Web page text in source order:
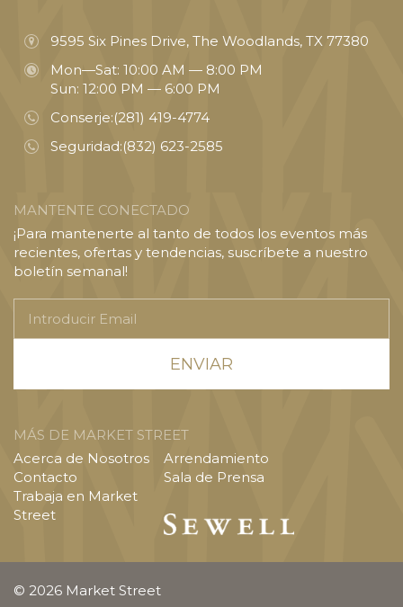
9595 Six Pines Drive, The Woodlands, TX 77380
Mon—Sat: 10:00 AM — 8:00 PM
Sun: 12:00 PM — 6:00 PM
Conserje:(281) 419-4774
Seguridad:(832) 623-2585
MANTENTE CONECTADO
¡Para mantenerte al tanto de todos los eventos más
recientes, ofertas y tendencias, suscríbete a nuestro
boletín semanal!
Email
MÁS DE MARKET STREET
Acerca de Nosotros
Contacto
Trabaja en Market
Street
Arrendamiento
Sala de Prensa
© 2026 Market Street